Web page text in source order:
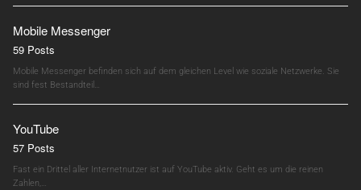
Mobile Messenger
59 Posts
Mobile Messenger befinden sich auf dem gleichen Level wie soziale Netzwerke. Sie
sind fest Bestandteil…
YouTube
57 Posts
Fast ein Drittel aller Internetnutzer ist auf YouTube aktiv. Geht es um die reinen
Zahlen,…